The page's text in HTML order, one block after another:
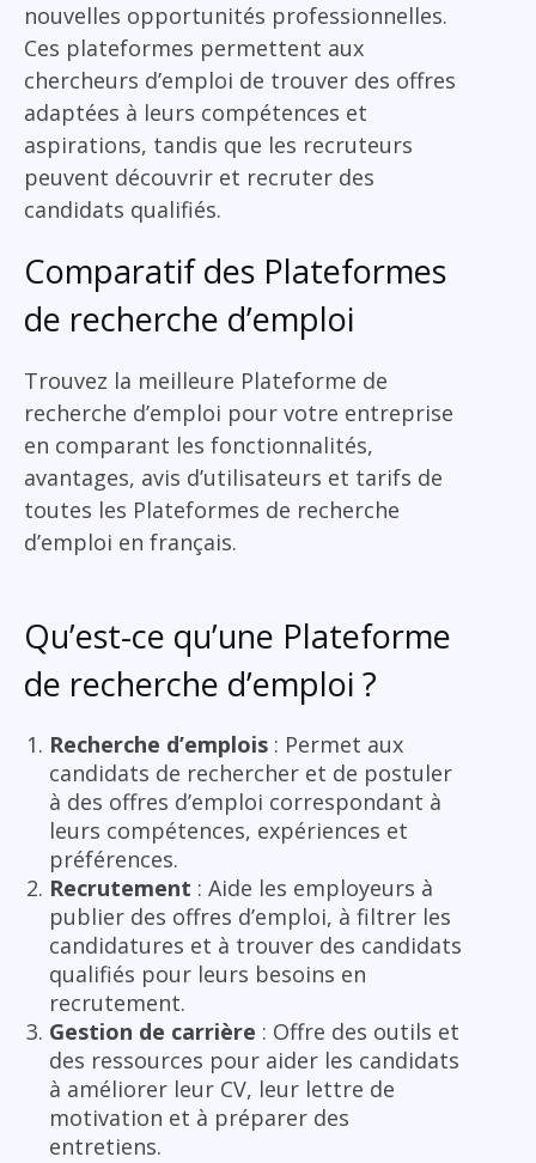
nouvelles opportunités professionnelles.
Ces plateformes permettent aux
chercheurs d’emploi de trouver des offres
adaptées à leurs compétences et
aspirations, tandis que les recruteurs
peuvent découvrir et recruter des
candidats qualifiés.
Comparatif des Plateformes
de recherche d’emploi
Trouvez la meilleure Plateforme de
recherche d’emploi pour votre entreprise
en comparant les fonctionnalités,
avantages, avis d’utilisateurs et tarifs de
toutes les Plateformes de recherche
d’emploi en français.
Qu’est-ce qu’une Plateforme
de recherche d’emploi ?
Recherche d’emplois : Permet aux
candidats de rechercher et de postuler
à des offres d’emploi correspondant à
leurs compétences, expériences et
préférences.
Recrutement : Aide les employeurs à
publier des offres d’emploi, à filtrer les
candidatures et à trouver des candidats
qualifiés pour leurs besoins en
recrutement.
Gestion de carrière : Offre des outils et
des ressources pour aider les candidats
à améliorer leur CV, leur lettre de
motivation et à préparer des
entretiens.